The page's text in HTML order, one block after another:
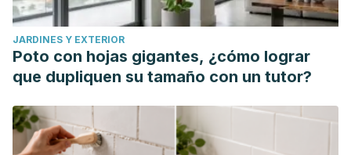
JARDINES Y EXTERIOR
Poto con hojas gigantes, ¿cómo lograr
que dupliquen su tamaño con un tutor?